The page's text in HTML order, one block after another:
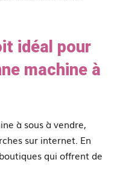
idéal pour
machine à
à sous à vendre,
sur internet. En
qui offrent de